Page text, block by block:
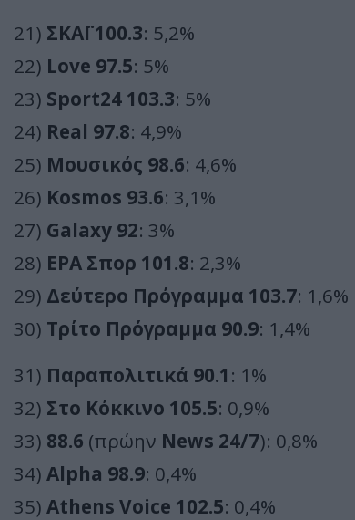
21) ΣΚΑΪ 100.3: 5,2%
22) Love 97.5: 5%
23) Sport24 103.3: 5%
24) Real 97.8: 4,9%
25) Μουσικός 98.6: 4,6%
26) Kosmos 93.6: 3,1%
27) Galaxy 92: 3%
28) ΕΡΑ Σπορ 101.8: 2,3%
29) Δεύτερο Πρόγραμμα 103.7: 1,6%
30) Τρίτο Πρόγραμμα 90.9: 1,4%
31) Παραπολιτικά 90.1 : 1%
32) Στο Κόκκινο 105.5: 0,9%
33) 88.6 (πρώην News 24/7): 0,8%
34) Alpha 98.9: 0,4%
35) Athens Voice 102.5: 0,4%